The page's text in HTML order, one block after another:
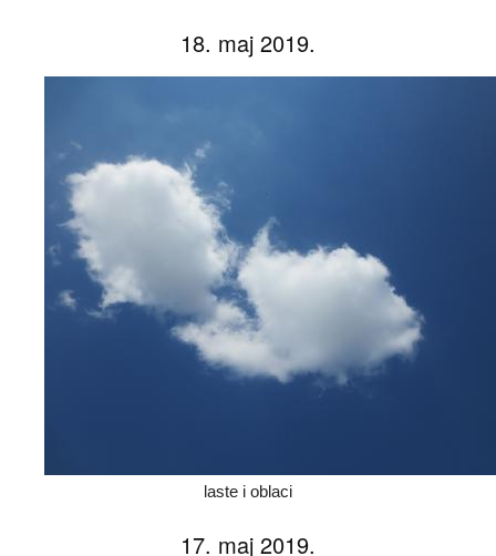
18. maj 2019.
laste i oblaci
17. maj 2019.